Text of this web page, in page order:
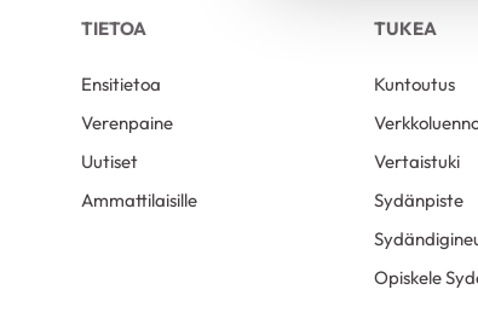
TIETOA
Ensitietoa
Verenpaine
Uutiset
Ammattilaisille
TUKEA
Kuntoutus
Vertaistuki
Sydänpiste
Opiskele